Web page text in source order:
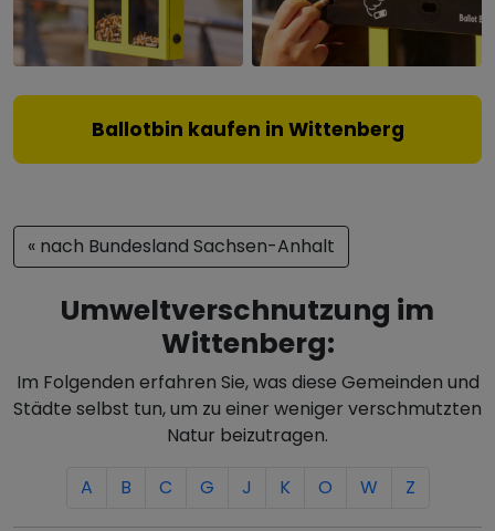
Ballotbin kaufen in Wittenberg
« nach Bundesland Sachsen-Anhalt
Umweltverschnutzung im
Wittenberg:
Im Folgenden erfahren Sie, was diese Gemeinden und
Städte selbst tun, um zu einer weniger verschmutzten
Natur beizutragen.
A B C G J K O W Z